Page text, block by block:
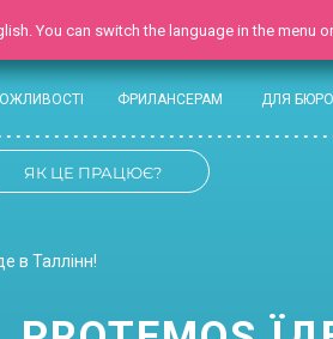
ФРИЛАНСЕРАМ ДЛЯ БЮРО
ЯК ЦЕ ПРАЦЮЄ?
в Таллінн!
You can switch the language in the menu